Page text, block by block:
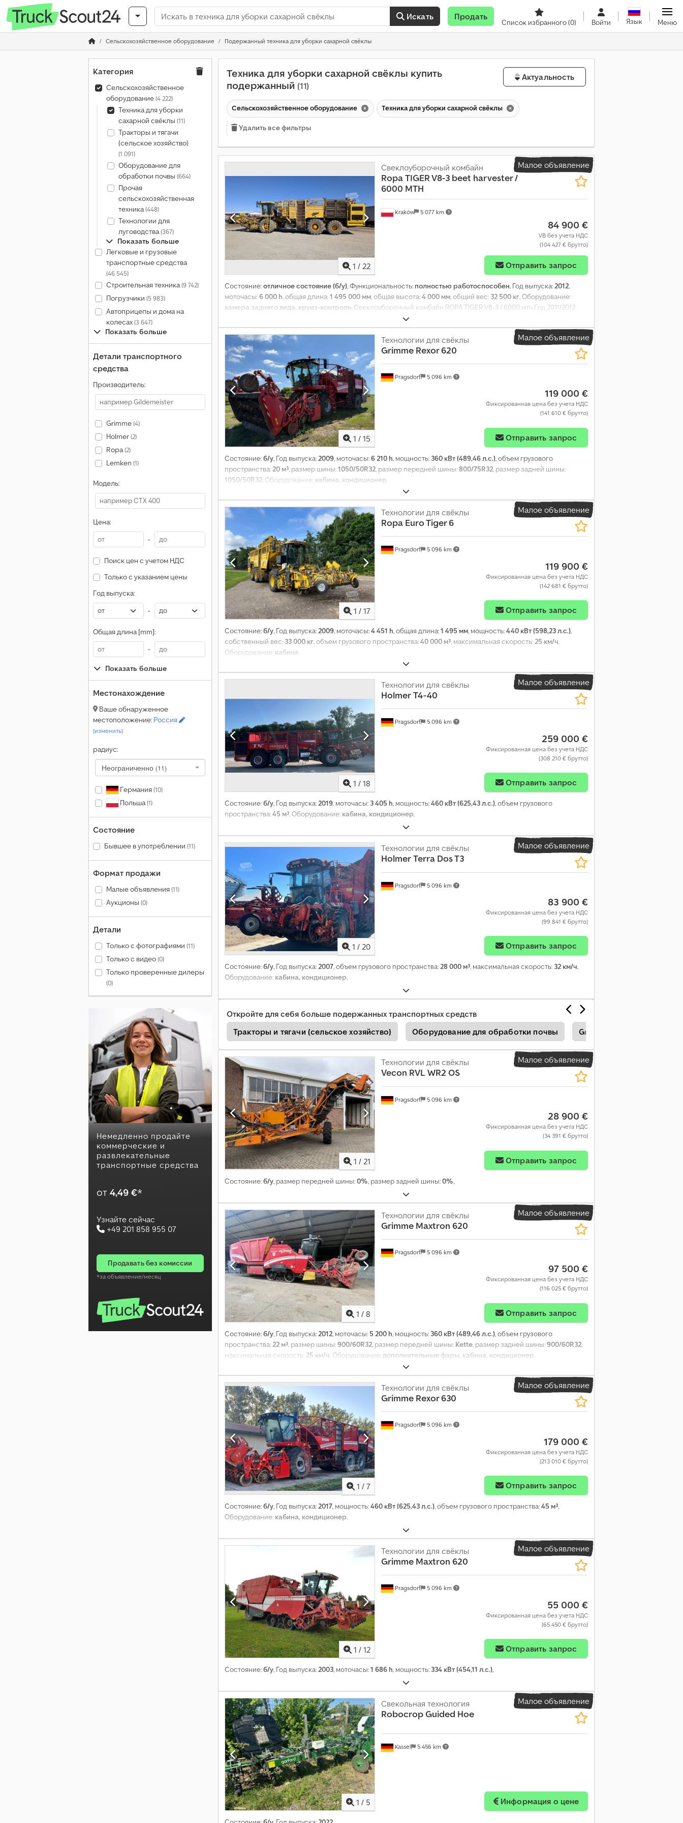
Искать Продать
Список избранного(0) Войти Язык Меню
Сельскохозяйственное оборудование Подержанный техника для уборки сахарной свёклы
Категория
Сельскохозяйственное
оборудование(4 222)
Техника для уборки
сахарной свёклы (11)
Тракторы и тягачи
(сельское хозяйство)
(1 091)
Оборудование для
обработки почвы (664)
Прочая
сельскохозяйственная
техника(448)
Технологии для
луговодства(367)
Показать больше
Легковые и грузовые
транспортные средства
(46 545)
Строительная техника(9 742)
Погрузчики (5 983)
Автоприцепы и дома на
колесах(3 647)
Показать больше
Детали транспортного
средства
Производитель:
Grimme(4)
Holmer(2)
Ropa(2)
Lemken (1)
Модель:
Цена:
-
Поиск цен с учетом НДС
Только с указанием цены
Год выпуска:
-
Общая длина [mm]:
-
Показать больше
Местонахождение
Ваше обнаруженное
местоположение: Россия
(изменить)
радиус:
Неограниченно (11)
Германия(10)
Польша(1)
Состояние
Бывшее в употреблении (11)
Формат продажи
Малые объявления(11)
Аукционы (0)
Детали
Только с фотографиями (11)
Только с видео(0)
Только проверенные дилеры
(0)
Немедленно продайте
коммерческие и
развлекательные
транспортные средства
от4,49 €*
Узнайте сейчас
+49 201 858 955 07
продавать без комиссии
*за объявление/месяц
Техника для уборки сахарной свёклы купить
подержанный (11)
Актуальность
Сельскохозяйственное оборудование Техника для уборки сахарной свёклы
Удалить все фильтры
Малое объявление
1 / 22
Kraków 5 077 km
Свеклоуборочный комбайн
RopaTIGER V8-3 beet harvester /
6000 MTH
84 900 €
VB без учета НДС
(104 427 € брутто)
Отправить запрос
Состояние:отличное состояние (б/у), Функциональность: полностью работоспособен, Год выпуска:2012,
моточасы:6 000 h, общая длина:1 495 000 мм, общая высота:4 000 мм, общий вес: 32 500 кг, Оборудование:
камера заднего вида, круиз-контроль, Свеклоуборочный комбайн ROPA TIGER V8-3 / 6000 мтч Год 2011/2012
6000 моточасов Полная масса 32500 кг 3 оси 6×6 Мощность 600 л.с. Объем двигателя 15928 куб. см 8-
цилиндровый двигатель Габаритная длина 14,95 м Высота 4 м Шарнирная рама Гидравлический привод
копателя Объем бункера 40 м³ Кондиционер в кабине Отопление Chodpszmv U Isfx Ac Usa Радио Автопилот
Круиз-контроль Камера видеонаблюдения Джойстик Отличное техническое и визуальное состояние Полная
документация
Малое объявление
1 / 15
Pragsdorf 5 096 km
Технологии для свёклы
Grimme Rexor 620
119 000 €
Фиксированная цена без учета НДС
(141 610 € брутто)
Отправить запрос
Состояние:б/у, Год выпуска:2009, моточасы:6 210 h, мощность: 360 кВт (489,46 л.с.), объем грузового
пространства:20 м³, размер шины:1050/50R32, размер передней шины:800/75R32, размер задней шины:
1050/50R32, Оборудование: кабина, кондиционер,
Малое объявление
1 / 17
Pragsdorf 5 096 km
Технологии для свёклы
Ropa Euro Tiger 6
119 900 €
Фиксированная цена без учета НДС
(142 681 € брутто)
Отправить запрос
Состояние:б/у, Год выпуска:2009, моточасы:4 451 h, общая длина:1 495 мм, мощность:440 кВт (598,23 л.с.),
собственный вес: 33 000 кг, объем грузового пространства:40 000 м³, максимальная скорость:25 км/ч,
Оборудование: кабина,
Малое объявление
1 / 18
Pragsdorf 5 096 km
Технологии для свёклы
HolmerT4-40
259 000 €
Фиксированная цена без учета НДС
(308 210 € брутто)
Отправить запрос
Состояние:б/у, Год выпуска:2019, моточасы: 3 405 h, мощность:460 кВт (625,43 л.с.), объем грузового
пространства:45 м³, Оборудование: кабина, кондиционер,
Малое объявление
1 / 20
Pragsdorf 5 096 km
Технологии для свёклы
HolmerTerra Dos T3
83 900 €
Фиксированная цена без учета НДС
(99 841 € брутто)
Отправить запрос
Состояние:б/у, Год выпуска:2007, объем грузового пространства:28 000 м³, максимальная скорость: 32 км/ч,
Оборудование: кабина, кондиционер,
Откройте для себя больше подержанных транспортных средств
Тракторы и тягачи (сельское хозяйство)
Оборудование для обработки почвы Grimme Зерновые Сеялки
Holmer Техника Для Внесения Навозной Жижи
Малое объявление
1 / 21
Pragsdorf 5 096 km
Технологии для свёклы
Vecon RVL WR2 OS
28 900 €
Фиксированная цена без учета НДС
(34 391 € брутто)
Отправить запрос
Состояние:б/у, размер передней шины:0%, размер задней шины:0%,
Малое объявление
1 / 8
Pragsdorf 5 096 km
Технологии для свёклы
Grimme Maxtron 620
97 500 €
Фиксированная цена без учета НДС
(116 025 € брутто)
Отправить запрос
Состояние:б/у, Год выпуска:2012, моточасы: 5 200 h, мощность: 360 кВт (489,46 л.с.), объем грузового
пространства:22 м³, размер шины:900/60R32, размер передней шины: Kette, размер задней шины:900/60R32,
максимальная скорость: 25 км/ч, Оборудование:дополнительные фары, кабина, кондиционер,
Малое объявление
1 / 7
Pragsdorf 5 096 km
Технологии для свёклы
Grimme Rexor 630
179 000 €
Фиксированная цена без учета НДС
(213 010 € брутто)
Отправить запрос
Состояние:б/у, Год выпуска:2017, мощность:460 кВт (625,43 л.с.), объем грузового пространства:45 м³,
Оборудование: кабина, кондиционер,
Малое объявление
1 / 12
Pragsdorf 5 096 km
Технологии для свёклы
Grimme Maxtron 620
55 000 €
Фиксированная цена без учета НДС
(65 450 € брутто)
Отправить запрос
Состояние:б/у, Год выпуска:2003, моточасы:1 686 h, мощность: 334 кВт (454,11 л.с.),
Малое объявление
1 / 5
Kassel 5 456 km
Свекольная технология
Robocrop Guided Hoe
Информация о цене